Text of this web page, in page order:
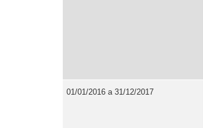
01/01/2016 a 31/12/2017